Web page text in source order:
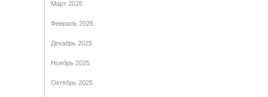
Март 2026
Февраль 2026
Декабрь 2025
Ноябрь 2025
Октябрь 2025